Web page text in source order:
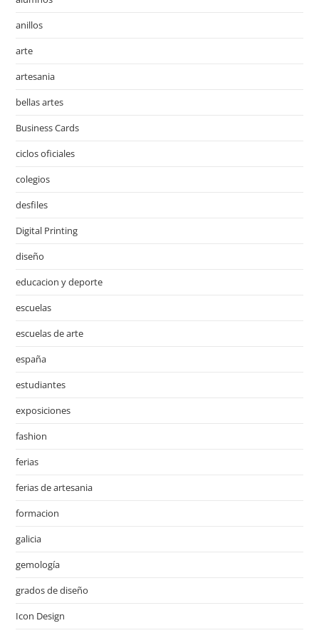
anillos
arte
artesania
bellas artes
Business Cards
ciclos oficiales
colegios
desfiles
Digital Printing
diseño
educacion y deporte
escuelas
escuelas de arte
españa
estudiantes
exposiciones
fashion
ferias
ferias de artesania
formacion
galicia
gemología
grados de diseño
Icon Design